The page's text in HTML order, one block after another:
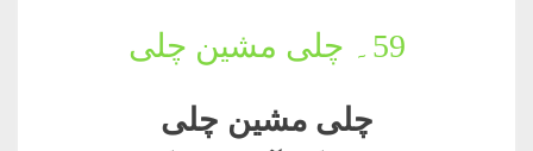
59۔ چلی مشین چلی
چلی مشین چلی